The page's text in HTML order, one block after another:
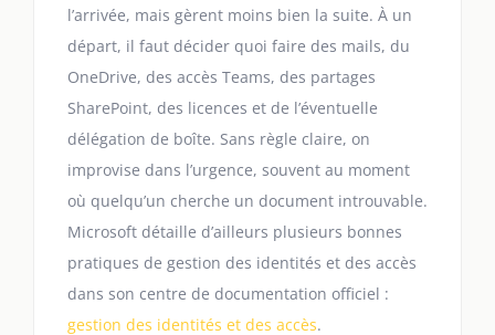
l’arrivée, mais gèrent moins bien la suite. À un
départ, il faut décider quoi faire des mails, du
OneDrive, des accès Teams, des partages
SharePoint, des licences et de l’éventuelle
délégation de boîte. Sans règle claire, on
improvise dans l’urgence, souvent au moment
où quelqu’un cherche un document introuvable.
Microsoft détaille d’ailleurs plusieurs bonnes
pratiques de gestion des identités et des accès
dans son centre de documentation officiel :
gestion des identités et des accès.